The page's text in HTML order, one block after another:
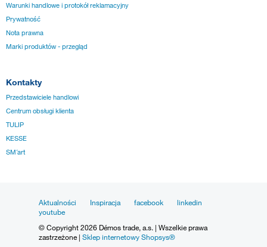
Warunki handlowe i protokół reklamacyjny
Prywatność
Nota prawna
Marki produktów - przegląd
Kontakty
Przedstawiciele handlowi
Centrum obsługi klienta
TULIP
KESSE
SM´art
Aktualności Inspiracja facebook
linkedin
youtube
© Copyright 2026 Démos trade, a.s. | Wszelkie prawa
zastrzeżone | Sklep internetowy Shopsys®